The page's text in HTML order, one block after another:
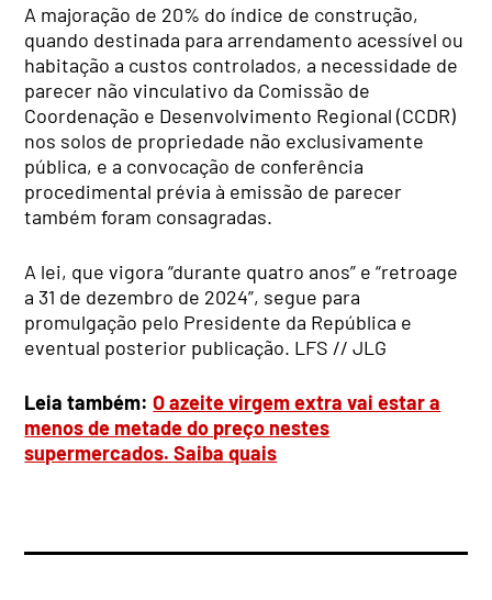
A majoração de 20% do índice de construção,
quando destinada para arrendamento acessível ou
habitação a custos controlados, a necessidade de
parecer não vinculativo da Comissão de
Coordenação e Desenvolvimento Regional (CCDR)
nos solos de propriedade não exclusivamente
pública, e a convocação de conferência
procedimental prévia à emissão de parecer
também foram consagradas.
A lei, que vigora “durante quatro anos” e “retroage
a 31 de dezembro de 2024”, segue para
promulgação pelo Presidente da República e
eventual posterior publicação. LFS // JLG
Leia também:O azeite virgem extra vai estar a
menos de metade do preço nestes
supermercados. Saiba quais